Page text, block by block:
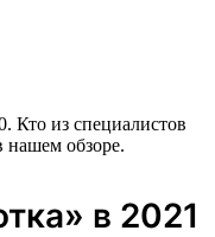
Кто из специалистов
нашем обзоре.
в 2021